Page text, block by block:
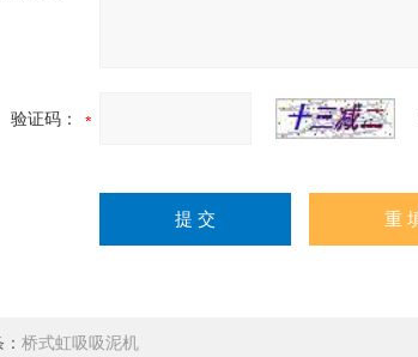
验证码：
桥式虹吸吸泥机